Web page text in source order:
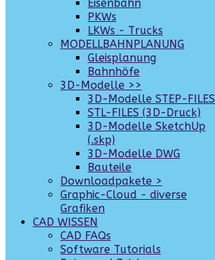
Eisenbahn
PKWs
LKWs - Trucks
MODELLBAHNPLANUNG
Gleisplanung
Bahnhöfe
3D-Modelle >>
3D-Modelle STEP-FILES
STL-FILES (3D-Druck)
3D-Modelle SketchUp
(.skp)
3D-Modelle DWG
Bauteile
Downloadpakete >
Graphic-Cloud - diverse
Grafiken
CAD WISSEN
CAD FAQs
Software Tutorials